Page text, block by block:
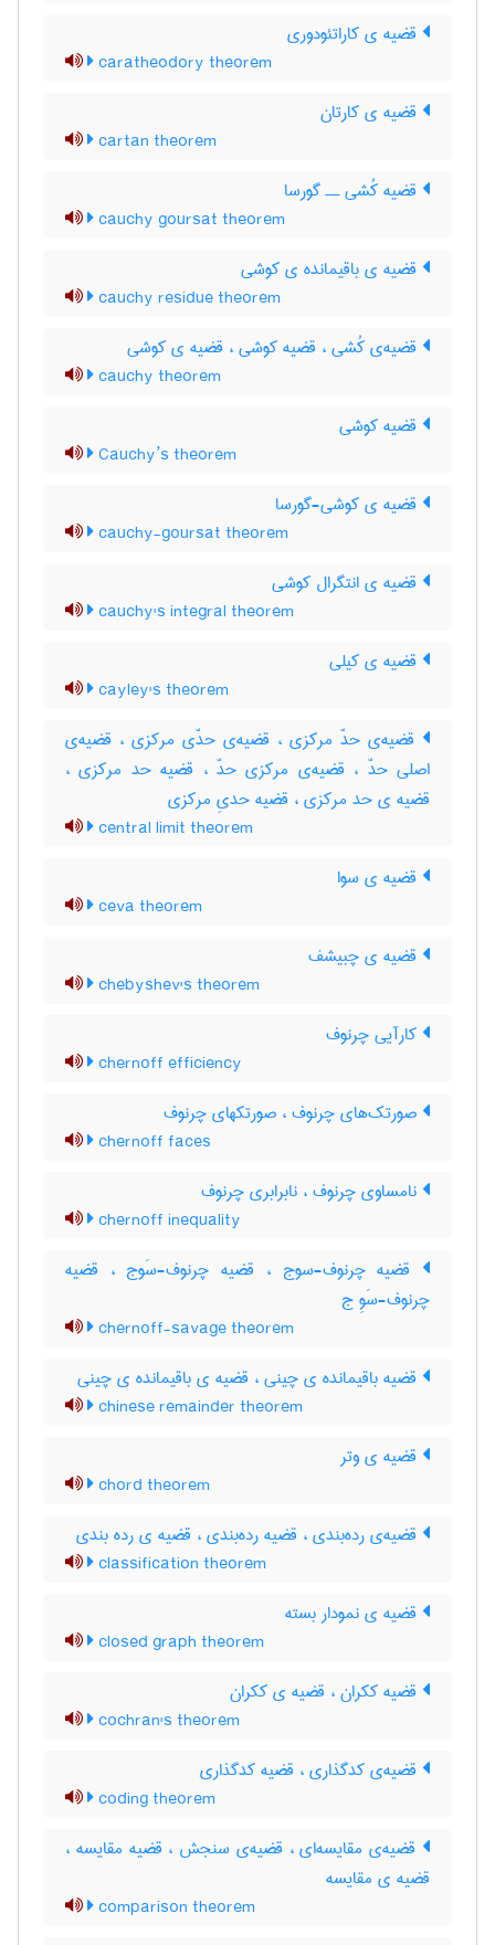
قضیه ی کاراتئودوری
caratheodory theorem
قضیه ی کارتان
cartan theorem
قضیه کُشی ــ گورسا
cauchy goursat theorem
قضیه ی باقیمانده ی کوشی
cauchy residue theorem
قضیه‌ی کُشی ، قضیه کوشی ، قضیه ی کوشی
cauchy theorem
قضیه کوشی
Cauchy’s theorem
قضیه ی کوشی-گورسا
cauchy-goursat theorem
قضیه ی انتگرال کوشی
cauchy's integral theorem
قضیه ی کیلی
cayley's theorem
قضیه‌ی حدّ مرکزی ، قضیه‌ی حدّی مرکزی ، قضیه‌ی
اصلی حدّ ، قضیه‌ی مرکزی حدّ ، قضیه حد مرکزی ،
قضیه ی حد مرکزی ، قضیه حدیِ مرکزی
central limit theorem
قضیه ی سوا
ceva theorem
قضیه ی چبیشف
chebyshev's theorem
کارآیی چرنوف
chernoff efficiency
صورتک‌های چرنوف ، صورتکهای چرنوف
chernoff faces
نامساوی چرنوف ، نابرابری چرنوف
chernoff inequality
قضیه چرنوف-سوج ، قضیه چرنوف-سَوج ، قضیه
چرنوف-سَوِ ج
chernoff-savage theorem
قضیه باقیمانده ی چینی ، قضیه ی باقیمانده ی چینی
chinese remainder theorem
قضیه ی وتر
chord theorem
قضیه‌ی رده‌بندی ، قضیه رده‌بندی ، قضیه ی رده بندی
classification theorem
قضیه ی نمودار بسته
closed graph theorem
قضیه ککران ، قضیه ی ککران
cochran's theorem
قضیه‌ی کدگذاری ، قضیه کدگذاری
coding theorem
قضیه‌ی مقایسه‌ای ، قضیه‌ی سنجش ، قضیه مقایسه ،
قضیه ی مقایسه
comparison theorem